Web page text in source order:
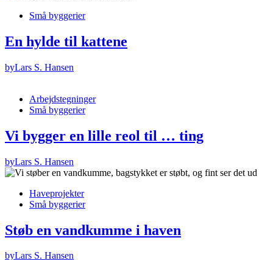
Små byggerier
En hylde til kattene
byLars S. Hansen
Arbejdstegninger
Små byggerier
Vi bygger en lille reol til … ting
byLars S. Hansen
Haveprojekter
Små byggerier
Støb en vandkumme i haven
byLars S. Hansen